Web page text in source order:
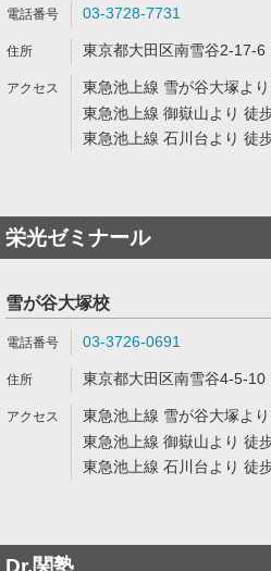
03-3728-7731
東京都大田区南雪谷2-17-6
東急池上線 雪が谷大塚よ
東急池上線 御嶽山より 徒
東急池上線 石川台より 徒
栄光ゼミナール
雪が谷大塚校
03-3726-0691
東京都大田区南雪谷4-5-10
東急池上線 雪が谷大塚よ
東急池上線 御嶽山より 徒
東急池上線 石川台より 徒
Dr.関塾